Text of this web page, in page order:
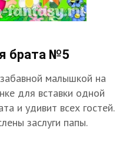
брата №5
малышкой на
для вставки одной
и удивит всех гостей.
заслуги папы.